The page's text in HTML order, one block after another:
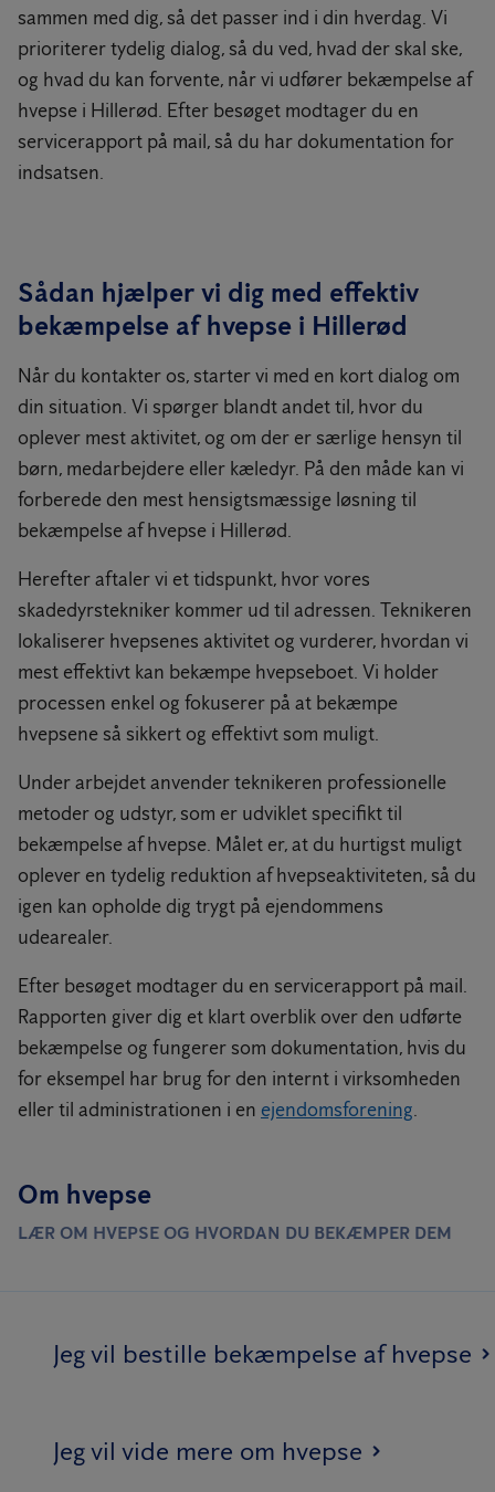
sammen med dig, så det passer ind i din hverdag. Vi
prioriterer tydelig dialog, så du ved, hvad der skal ske,
og hvad du kan forvente, når vi udfører bekæmpelse af
hvepse i Hillerød. Efter besøget modtager du en
servicerapport på mail, så du har dokumentation for
indsatsen.
Sådan hjælper vi dig med effektiv
bekæmpelse af hvepse i Hillerød
Når du kontakter os, starter vi med en kort dialog om
din situation. Vi spørger blandt andet til, hvor du
oplever mest aktivitet, og om der er særlige hensyn til
børn, medarbejdere eller kæledyr. På den måde kan vi
forberede den mest hensigtsmæssige løsning til
bekæmpelse af hvepse i Hillerød.
Herefter aftaler vi et tidspunkt, hvor vores
skadedyrstekniker kommer ud til adressen. Teknikeren
lokaliserer hvepsenes aktivitet og vurderer, hvordan vi
mest effektivt kan bekæmpe hvepseboet. Vi holder
processen enkel og fokuserer på at bekæmpe
hvepsene så sikkert og effektivt som muligt.
Under arbejdet anvender teknikeren professionelle
metoder og udstyr, som er udviklet specifikt til
bekæmpelse af hvepse. Målet er, at du hurtigst muligt
oplever en tydelig reduktion af hvepseaktiviteten, så du
igen kan opholde dig trygt på ejendommens
udearealer.
Efter besøget modtager du en servicerapport på mail.
Rapporten giver dig et klart overblik over den udførte
bekæmpelse og fungerer som dokumentation, hvis du
for eksempel har brug for den internt i virksomheden
eller til administrationen i en ejendomsforening.
Om hvepse
LÆR OM HVEPSE OG HVORDAN DU BEKÆMPER DEM
Jeg vil bestille bekæmpelse af hvepse
Jeg vil vide mere om hvepse